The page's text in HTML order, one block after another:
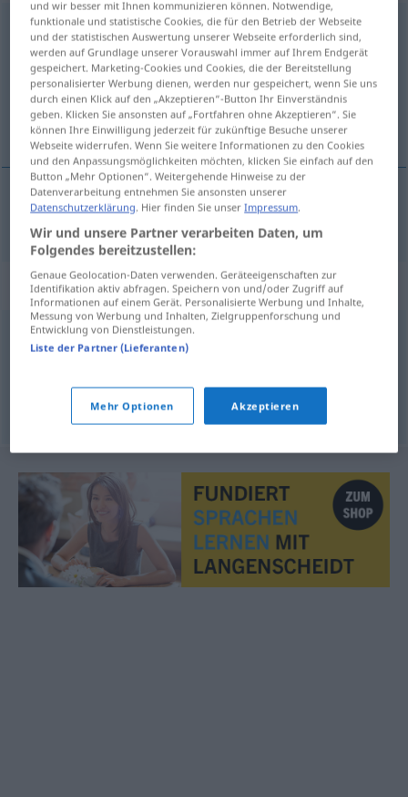
Vorkommnisn
Übersicht aller Übersetzungen
(Für mehr Details die Übersetzung anklicken/antippen)
händelse, incident
händelse, incident
Synonyme für "Vorkommnis"
Ereignis (Hauptform),Vorgang
© OpenThesaurus.de
und wir besser mit Ihnen kommunizieren können. Notwendige,
funktionale und statistische Cookies, die für den Betrieb der Webseite
und der statistischen Auswertung unserer Webseite erforderlich sind,
werden auf Grundlage unserer Vorauswahl immer auf Ihrem Endgerät
gespeichert. Marketing-Cookies und Cookies, die der Bereitstellung
personalisierter Werbung dienen, werden nur gespeichert, wenn Sie uns
durch einen Klick auf den „Akzeptieren“-Button Ihr Einverständnis
geben. Klicken Sie ansonsten auf „Fortfahren ohne Akzeptieren“. Sie
können Ihre Einwilligung jederzeit für zukünftige Besuche unserer
Webseite widerrufen. Wenn Sie weitere Informationen zu den Cookies
und den Anpassungsmöglichkeiten möchten, klicken Sie einfach auf den
Button „Mehr Optionen“. Weitergehende Hinweise zu der
Datenverarbeitung entnehmen Sie ansonsten unserer
Datenschutzerklärung. Hier finden Sie unserImpressum.
Wir und unsere Partner verarbeiten Daten, um
Folgendes bereitzustellen:
Genaue Geolocation-Daten verwenden. Geräteeigenschaften zur
Identifikation aktiv abfragen. Speichern von und/oder Zugriff auf
Informationen auf einem Gerät. Personalisierte Werbung und Inhalte,
Messung von Werbung und Inhalten, Zielgruppenforschung und
Entwicklung von Dienstleistungen.
Liste der Partner (Lieferanten)
Mehr Optionen Akzeptieren